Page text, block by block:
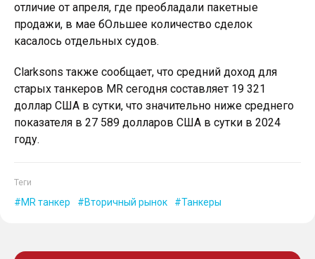
отличие от апреля, где преобладали пакетные
продажи, в мае бОльшее количество сделок
касалось отдельных судов.
Clarksons также сообщает, что средний доход для
старых танкеров MR сегодня составляет 19 321
доллар США в сутки, что значительно ниже среднего
показателя в 27 589 долларов США в сутки в 2024
году.
Теги
MR танкер Вторичный рынок Танкеры